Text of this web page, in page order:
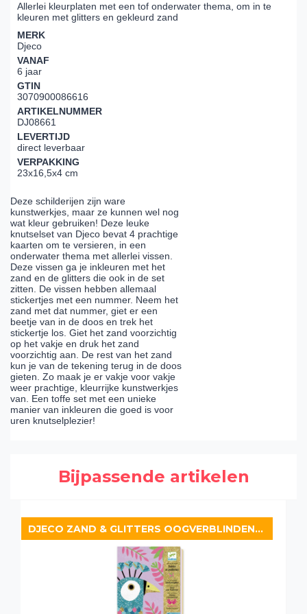
Allerlei kleurplaten met een tof onderwater thema, om in te
kleuren met glitters en gekleurd zand
MERK
Djeco
VANAF
6 jaar
GTIN
3070900086616
ARTIKELNUMMER
DJ08661
LEVERTIJD
direct leverbaar
VERPAKKING
23x16,5x4 cm
Deze schilderijen zijn ware
kunstwerkjes, maar ze kunnen wel nog
wat kleur gebruiken! Deze leuke
knutselset van Djeco bevat 4 prachtige
kaarten om te versieren, in een
onderwater thema met allerlei vissen.
Deze vissen ga je inkleuren met het
zand en de glitters die ook in de set
zitten. De vissen hebben allemaal
stickertjes met een nummer. Neem het
zand met dat nummer, giet er een
beetje van in de doos en trek het
stickertje los. Giet het zand voorzichtig
op het vakje en druk het zand
voorzichtig aan. De rest van het zand
kun je van de tekening terug in de doos
gieten. Zo maak je er vakje voor vakje
weer prachtige, kleurrijke kunstwerkjes
van. Een toffe set met een unieke
manier van inkleuren die goed is voor
uren knutselplezier!
Bijpassende artikelen
DJECO ZAND & GLITTERS OOGVERBLINDENDE VOGELS